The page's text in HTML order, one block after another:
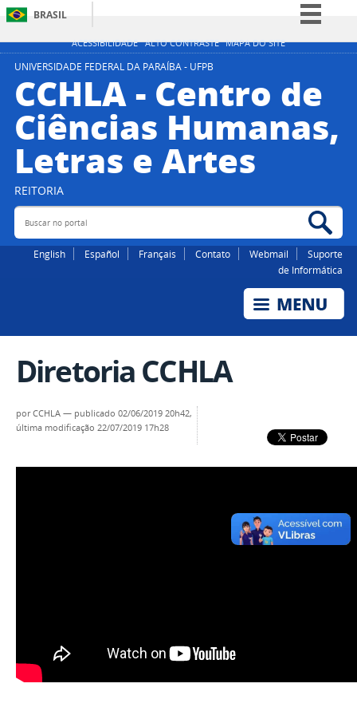
ACESSIBILIDADE ALTO CONTRASTE MAPA DO SITE
BRASIL
Simplifique!
Participe
Legislação
Canais
UNIVERSIDADE FEDERAL DA PARAÍBA - UFPB
CCHLA - Centro de
Ciências Humanas,
Letras e Artes
REITORIA
Buscar no portal
English Español Français Contato Webmail
Suporte
de Informática
Diretoria CCHLA
porCCHLA — publicado 02/06/2019 20h42,
última modificação 22/07/2019 17h28